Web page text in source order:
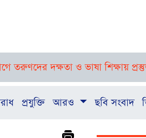
দক্ষতা ও ভাষা শিক্ষায় প্রস্তুত করা
প্রযুক্তি আরও ছবি সংবাদ